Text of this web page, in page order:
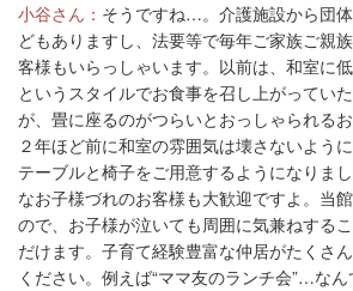
小谷さん： そうですね…。介護施設から団
どもありますし、法要等で毎年ご家族ご親
客様もいらっしゃいます。以前は、和室に
というスタイルでお食事を召し上がってい
が、畳に座るのがつらいとおっしゃられるお
２年ほど前に和室の雰囲気は壊さないよう
テーブルと椅子をご用意するようになりま
なお子様づれのお客様も大歓迎ですよ。当
ので、お子様が泣いても周囲に気兼ねする
だけます。子育て経験豊富な仲居がたくさ
ください。例えば“ママ友のランチ会”…なん